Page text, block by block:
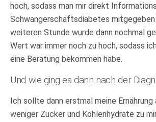
hoch, sodass man mir direkt
Schwangerschaftsdiabetes mitgegeben
weiteren Stunde wurde dann nochmal
Wert war immer noch zu hoch, sodass
eine Beratung bekommen habe.
Und wie ging es dann nach der
Ich sollte dann erstmal meine Ernährung
weniger Zucker und Kohlenhydrate zu